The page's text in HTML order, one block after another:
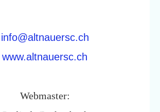
info@altnauersc.ch
www.altnauersc.ch
Webmaster: